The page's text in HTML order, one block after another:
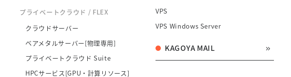
プライベートクラウド / FLEX
クラウドサーバー
ベアメタルサーバー[物理専用]
プライベートクラウド Suite
HPCサービス[GPU・計算リソース]
VPS
VPS Windows Server
KAGOYA MAIL